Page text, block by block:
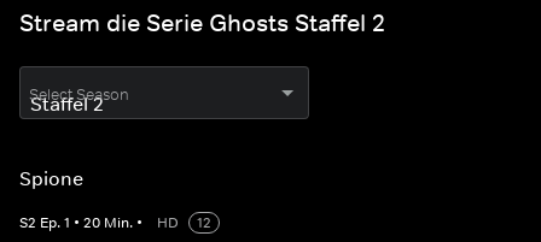
Stream die Serie Ghosts Staffel 2
Select Season
Spione
S2 Ep.1 • 20 Min. • HD
12